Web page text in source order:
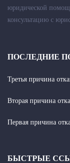
юридической
консультацию с
ПОСЛЕДНИЕ
Третья причина
Вторая причина
Первая причина
БЫСТРЫЕ